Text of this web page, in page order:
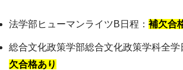
法学部ヒューマンライツB日程： 補欠合
総合文化政策学部総合文化政策学科全学
欠合格あり